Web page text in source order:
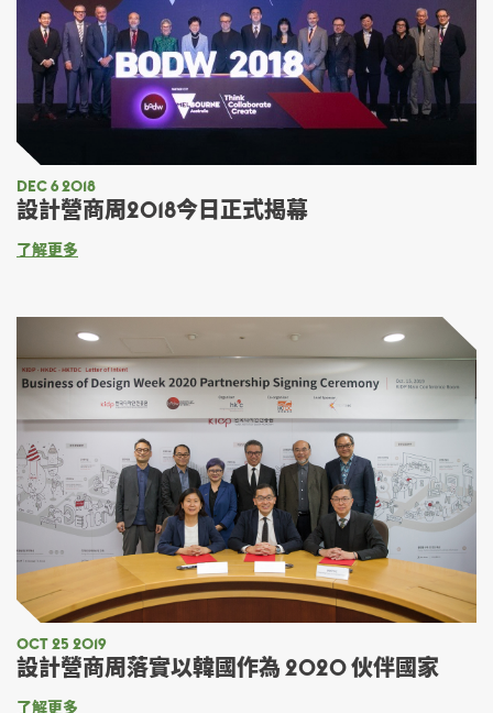
DEC 6 2018
設計營商周2018今日正式揭幕
了解更多
OCT 25 2019
設計營商周落實以韓國作為 2020 伙伴國家
了解更多